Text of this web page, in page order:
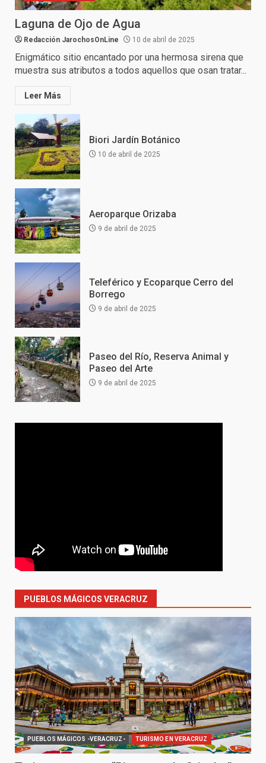
Laguna de Ojo de Agua
Redacción JarochosOnLine 10 de abril de 2025
Enigmático sitio encantado por una hermosa sirena que
muestra sus atributos a todos aquellos que osan tratar...
Leer Más
Biori Jardín Botánico
10 de abril de 2025
Aeroparque Orizaba
9 de abril de 2025
Teleférico y Ecoparque Cerro del
Borrego
9 de abril de 2025
Paseo del Río, Reserva Animal y
Paseo del Arte
9 de abril de 2025
PUEBLOS MÁGICOS VERACRUZ
PUEBLOS MÁGICOS -VERACRUZ- TURISMO EN VERACRUZ